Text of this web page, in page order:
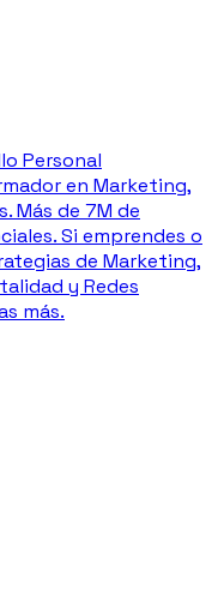
Personal
en Marketing,
Más de 7M de
Si emprendes o
de Marketing,
y Redes
más.